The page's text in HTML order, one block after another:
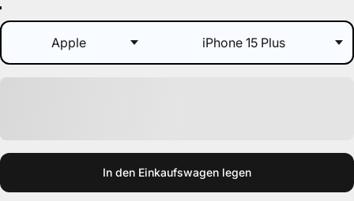
In den Einkaufswagen legen